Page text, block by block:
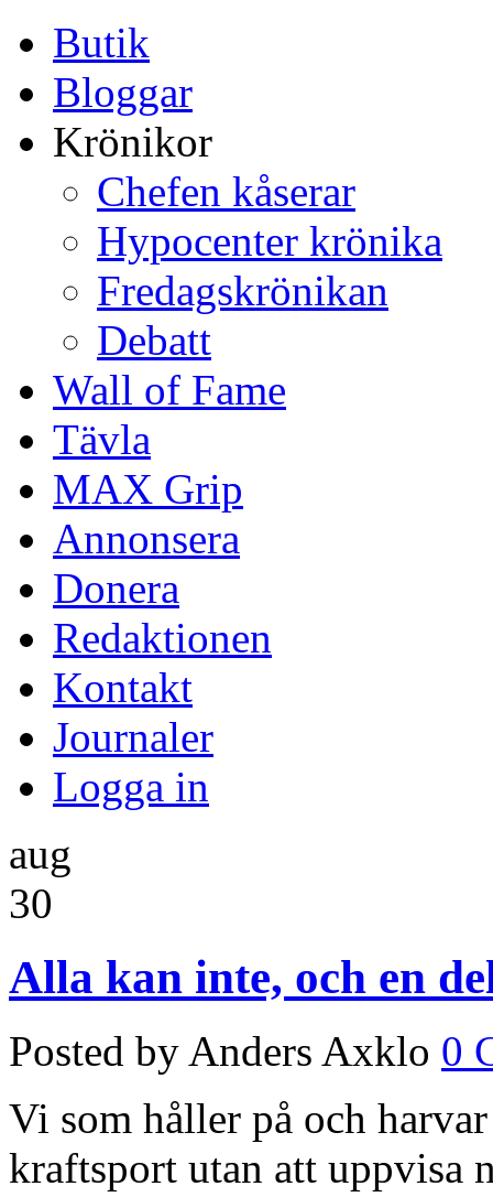
Butik
Bloggar
Krönikor
Chefen kåserar
Hypocenter krönika
Fredagskrönikan
Debatt
Wall of Fame
Tävla
MAX Grip
Annonsera
Donera
Redaktionen
Kontakt
Journaler
Logga in
aug
30
Alla kan inte, och en
Posted by Anders Axklo 0
Vi som håller på och
kraftsport utan att uppvisa